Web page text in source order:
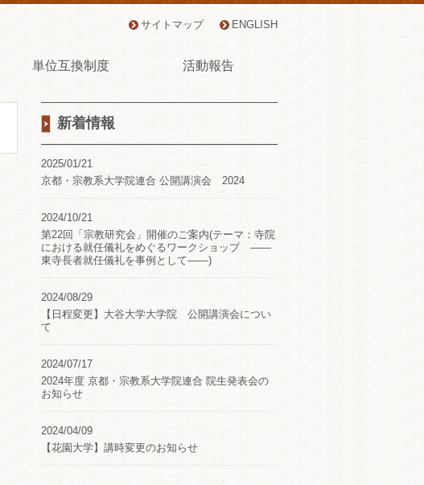
サイトマップ ENGLISH
単位互換制度 活動報告
新着情報
2025/01/21
京都・宗教系大学院連合 公開講演会 2024
2024/10/21
第22回「宗教研究会」開催のご案内(テーマ：寺院
における就任儀礼をめぐるワークショップ ――
東寺長者就任儀礼を事例として――)
2024/08/29
【日程変更】大谷大学大学院 公開講演会につい
て
2024/07/17
2024年度 京都・宗教系大学院連合 院生発表会の
お知らせ
2024/04/09
【花園大学】講時変更のお知らせ